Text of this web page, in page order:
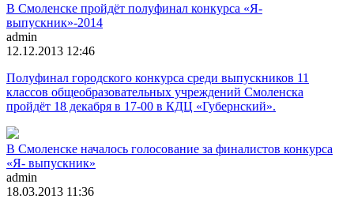
В Смоленске пройдёт полуфинал конкурса «Я-
выпускник»-2014
admin
12.12.2013 12:46
Полуфинал городского конкурса среди выпускников 11
классов общеобразовательных учреждений Смоленска
пройдёт 18 декабря в 17-00 в КДЦ «Губернский».
В Смоленске началось голосование за финалистов конкурса
«Я- выпускник»
admin
18.03.2013 11:36